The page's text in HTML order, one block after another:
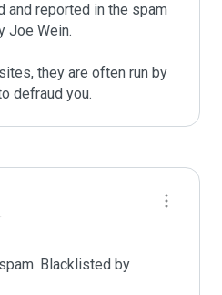
and reported in the spam
Joe Wein.
they are often run by
defraud you.
Blacklisted by